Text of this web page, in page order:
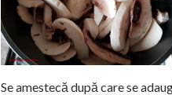
Se amestecă după care se